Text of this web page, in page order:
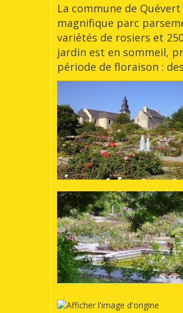
La commune de
magnifique parc
variétés de rosiers et
jardin est en sommeil,
période de floraison :